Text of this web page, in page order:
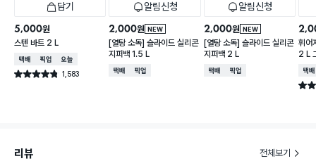
담기
5,000원
스텐 바트 2 L
택배배송매장픽업오늘배송
별점 4.8점 1,583
건 작성
알림신청
NEW
2,000원
[열탕 소독] 슬라이드 실리콘
지퍼백 1.5 L
택배배송매장픽업
알림신청
NEW
2,000원
[열탕 소독] 슬라이드 실리콘
지퍼백 2 L
택배배송매장픽업
휘어
2 L
택배
별점
리뷰 전체보기